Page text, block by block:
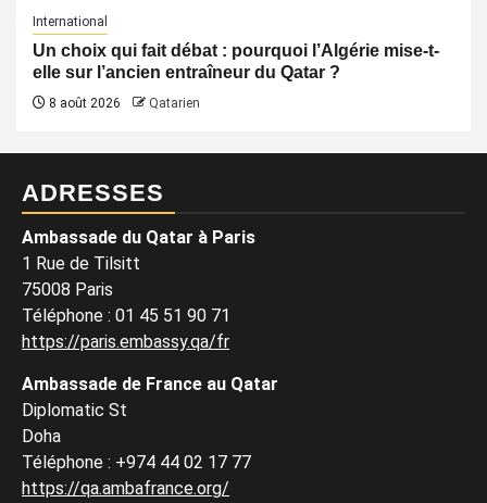
International
Un choix qui fait débat : pourquoi l’Algérie mise-t-
elle sur l’ancien entraîneur du Qatar ?
8 août 2026 Qatarien
ADRESSES
Ambassade du Qatar à Paris
1 Rue de Tilsitt
75008 Paris
Téléphone : 01 45 51 90 71
https://paris.embassy.qa/fr
Ambassade de France au Qatar
Diplomatic St
Doha
Téléphone : +974 44 02 17 77
https://qa.ambafrance.org/